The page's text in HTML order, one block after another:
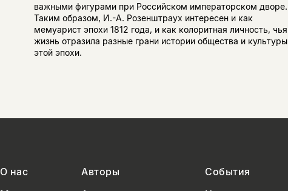
важными фигурами при Российском императорском дворе.
Таким образом, И.-А. Розенштраух интересен и как
мемуарист эпохи 1812 года, и как колоритная личность, чья
жизнь отразила разные грани истории общества и культуры
этой эпохи.
О нас Авторы
События